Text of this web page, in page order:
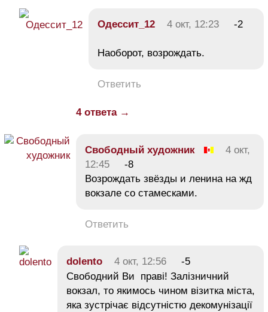
Одессит_12 4 окт, 12:23 -2
Наоборот, возрождать.
Ответить
4 ответа →
Свободный художник
4 окт,
12:45
-8
Возрождать звёзды и ленина на жд
вокзале со стамесками.
Ответить
dolento 4 окт, 12:56
-5
Свободний Ви праві! Залізничний
вокзал, то якимось чином візитка міста,
яка зустрічає відсутністю декомунізації